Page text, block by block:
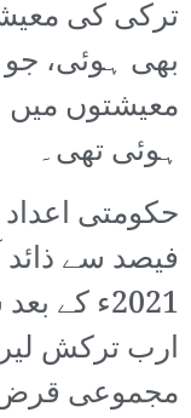
بھی ہوئی، جو
معیشتوں
ہوئی تھی۔
فیصد سے
ارب ترکش